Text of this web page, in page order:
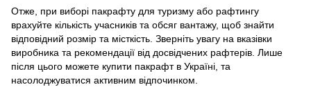
Отже, при виборі пакрафту для туризму або рафтингу
врахуйте кількість учасників та обсяг вантажу, щоб знайти
відповідний розмір та місткість. Зверніть увагу на вказівки
виробника та рекомендації від досвідчених рафтерів. Лише
після цього можете купити пакрафт в Україні, та
насолоджуватися активним відпочинком.